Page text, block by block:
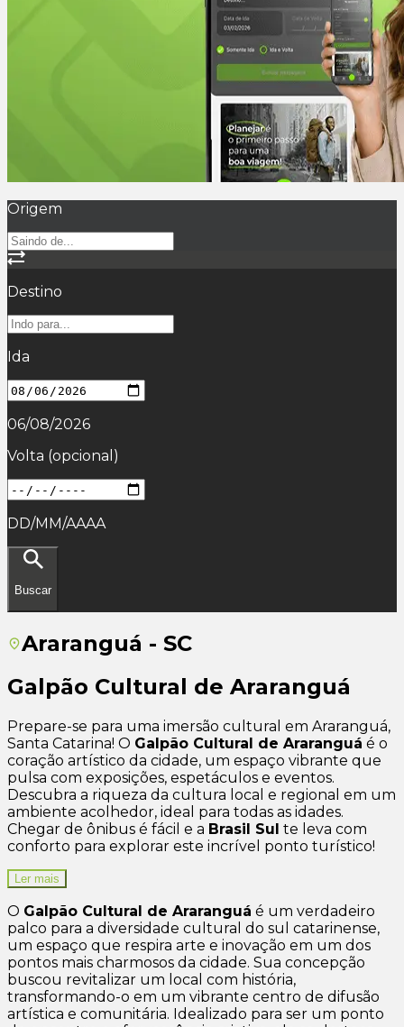
Origem
Destino
Ida
06/08/2026
Volta (opcional)
DD/MM/AAAA
Buscar
Araranguá - SC
Galpão Cultural de Araranguá
Prepare-se para uma imersão cultural em Araranguá,
Santa Catarina! O Galpão Cultural de Araranguá é o
coração artístico da cidade, um espaço vibrante que
pulsa com exposições, espetáculos e eventos.
Descubra a riqueza da cultura local e regional em um
ambiente acolhedor, ideal para todas as idades.
Chegar de ônibus é fácil e a Brasil Sul te leva com
conforto para explorar este incrível ponto turístico!
Ler mais
O Galpão Cultural de Araranguá é um verdadeiro
palco para a diversidade cultural do sul catarinense,
um espaço que respira arte e inovação em um dos
pontos mais charmosos da cidade. Sua concepção
buscou revitalizar um local com história,
transformando-o em um vibrante centro de difusão
artística e comunitária. Idealizado para ser um ponto